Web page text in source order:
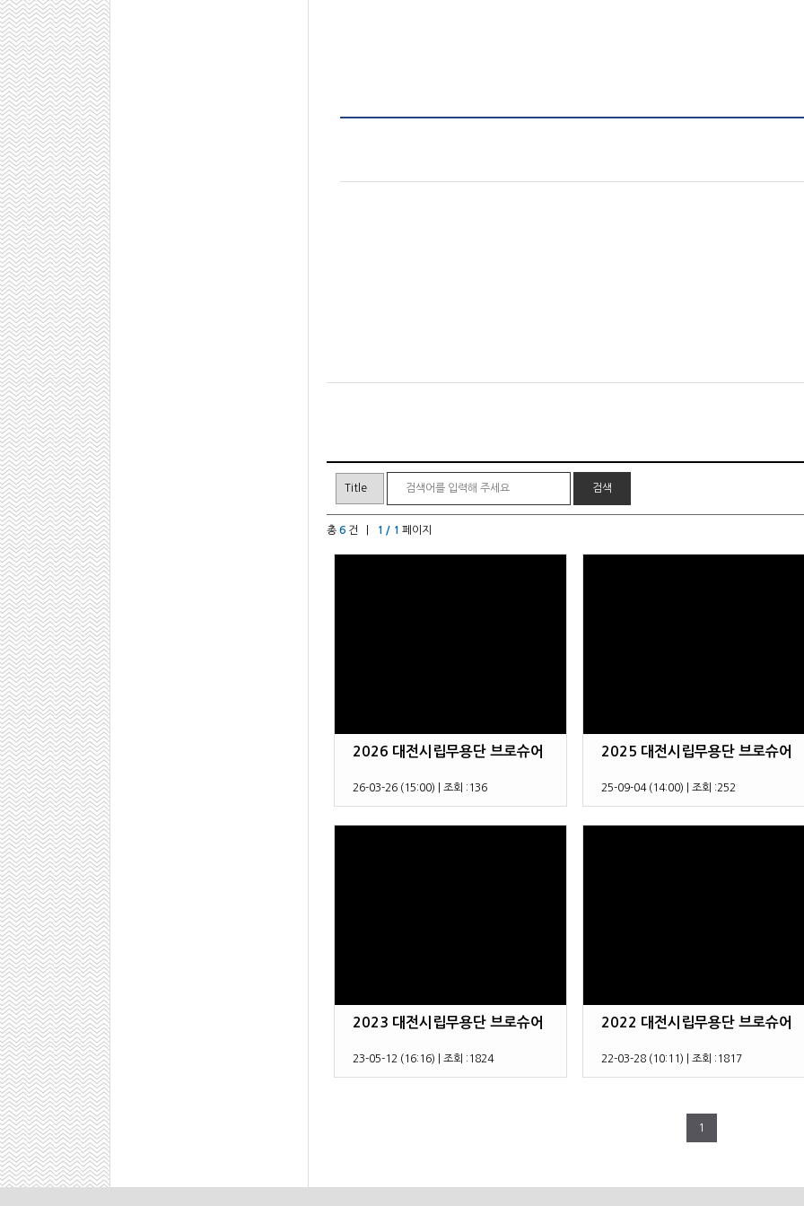
총 6 건 | 1 / 1 페이지
2026 대전시립무용단 브로슈어
26-03-26 (15:00) |조회 : 136
2025 대전시립무용단 브로슈어
25-09-04 (14:00) 조회 :252
2023 대전시립무용단 브로슈어
23-05-12 (16:16) |조회 : 1824
2022 대전시립무용단 브로슈어
22-03-28 (10:11) 조회 : 1817
1